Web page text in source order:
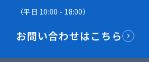
（平日 10:00 - 18:00）
お問い合わせはこちら